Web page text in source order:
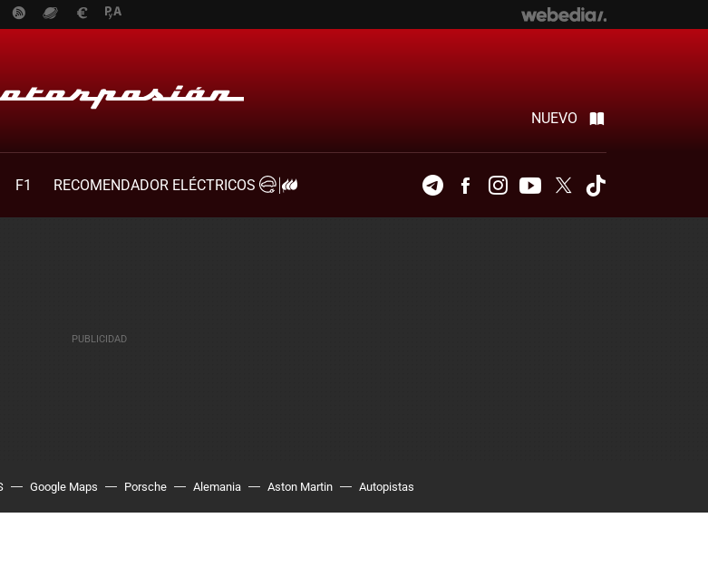
NUEVO
F1
RECOMENDADOR ELÉCTRICOS
TelegramFacebookInstagramYoutubeTwitter
Google Maps Porsche Alemania Aston Martin Autopistas